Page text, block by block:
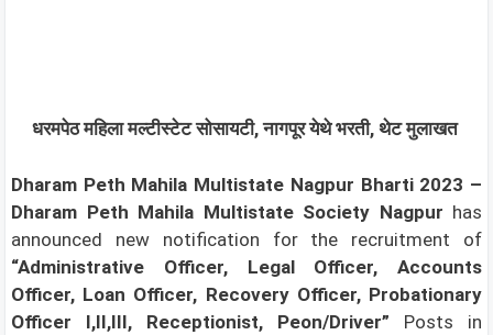
धरमपेठ महिला मल्टीस्टेट सोसायटी, नागपूर येथे भरती, थेट मुलाखत
Dharam Peth Mahila Multistate Nagpur Bharti 2023 –
Dharam Peth Mahila Multistate Society Nagpur has
announced new notification for the recruitment of
“Administrative Officer, Legal Officer, Accounts
Officer, Loan Officer, Recovery Officer, Probationary
Officer I,II,III, Receptionist, Peon/Driver” Posts in